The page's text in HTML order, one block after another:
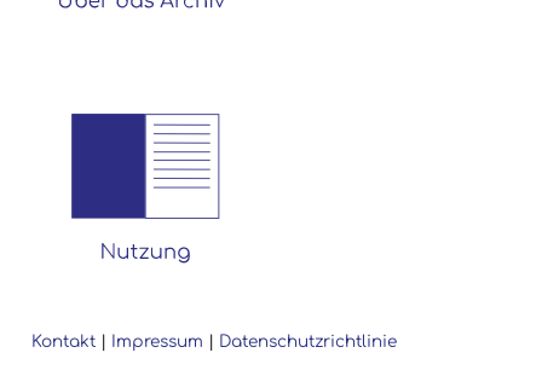
Kontakt| Impressum Datenschutzrichtlinie